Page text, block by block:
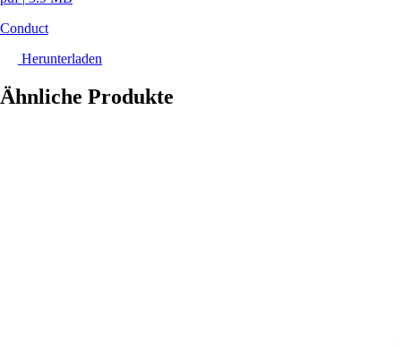
Conduct
Herunterladen
Ähnliche Produkte